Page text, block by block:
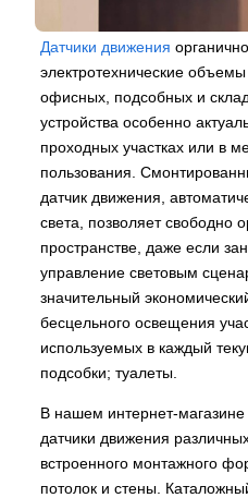
Датчики движения
электротехнические
офисных, подсобных и
устройства особенно
проходных участках или в
пользования.
датчик движения,
света, позволяет свободно
пространстве, даже если
управление световым
значительный
бесцельного освещения
используемых в каждый
подсобки; туалеты.
В нашем интернет-магазине
датчики движения
встроенного монтажного
потолок и стены.